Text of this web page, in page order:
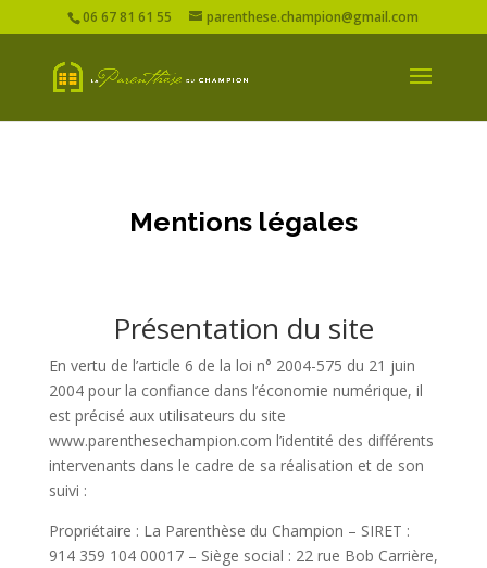
06 67 81 61 55 parenthese.champion@gmail.com
Mentions légales
Présentation du site
En vertu de l’article 6 de la loi n° 2004-575 du 21 juin
2004 pour la confiance dans l’économie numérique, il
est précisé aux utilisateurs du site
www.parenthesechampion.com l’identité des différents
intervenants dans le cadre de sa réalisation et de son
suivi :
Propriétaire : La Parenthèse du Champion – SIRET :
914 359 104 00017 – Siège social : 22 rue Bob Carrière,